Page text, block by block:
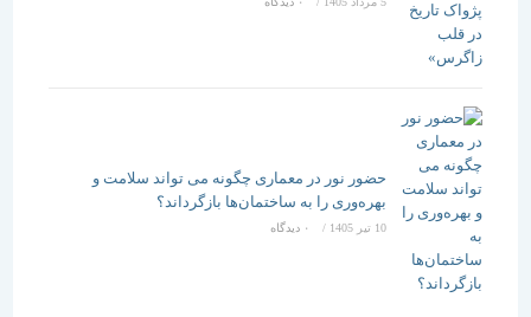
حضور نور در معماری چگونه می تواند سلامت و
بهره‌وری را به ساختمان‌ها بازگرداند؟
/ ۰ دیدگاه